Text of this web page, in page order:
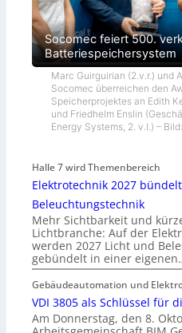
Socomec feiert 500.
Batteriespeichersystem
Marc Guirguirian (2.v.r.) und
Socomec überreichen den
Speicherprojektes an Edith
und Friedhelm Enslin
Energy Systems, 2. v.l.) –
Halle 7 wird Themenbereich
Elektrotechnik 2027
Beleuchtungstechnik
Mehr Sichtbarkeit und
Lichtbranche: Auf der
werden 2027 Licht und
gebündelt in einer
Gebäudeautomation und
VDI 3805 als Schlüssel für
Am Donnerstag, den 8.